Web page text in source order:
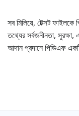
সব মিলিয়ে, টেক্সট
তথ্যের সর্বজনীনতা,
আদান প্রদানে পিডিএফ